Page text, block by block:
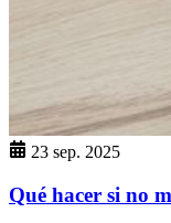
23 sep. 2025
Qué hacer si no